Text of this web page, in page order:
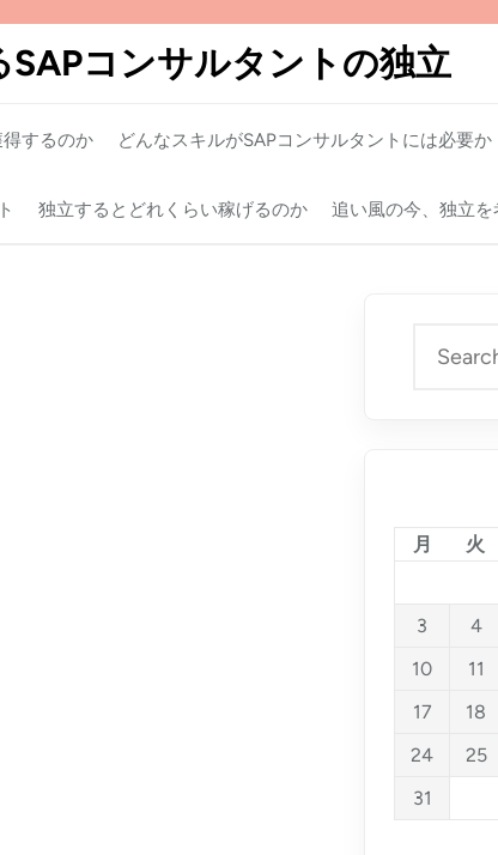
SAPコンサルタントの独立
するのか どんなスキルがSAPコンサルタントには必要か
独立するとどれくらい稼げるのか 追い風の今、独立を
月 火
3
4
10
11
17
18
24
25
31